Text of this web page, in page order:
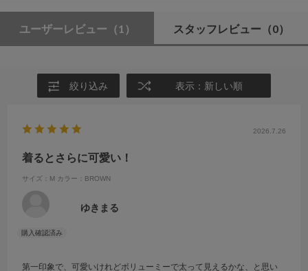
ユーザーレビュー （1） スタッフレビュー （0）
絞り込み 表示：新しい順
2026.7.26
着るとさらに可愛い！
サイズ：M カラー：BROWN
ゆきまる
第一印象で、可愛いけれどボリューミーで太って見えるかな、と思い